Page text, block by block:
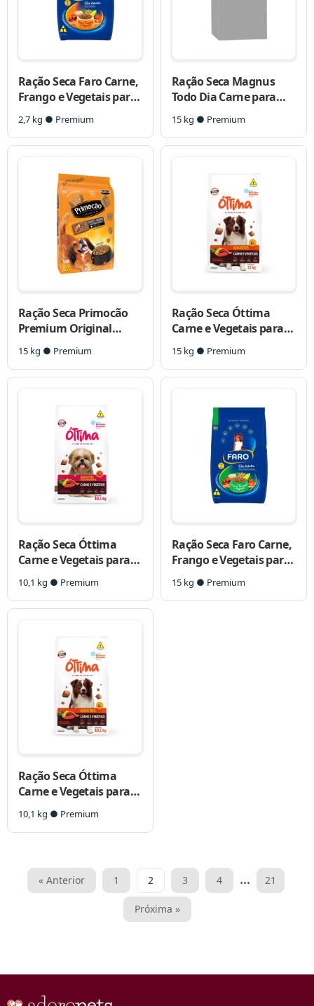
Ração Seca Faro Carne,
Frango e Vegetais para
Cães Adultos Porte
Pequeno
2,7 kg ● Premium
Ração Seca Magnus
Todo Dia Carne para
Cães Adultos
15 kg ● Premium
Ração Seca Primocão
Premium Original
Carne e Frango para
Cães Adultos de Raças
Médias e Grandes
15 kg ● Premium
Ração Seca Óttima
Carne e Vegetais para
Cães Adultos
15 kg ● Premium
Ração Seca Óttima
Carne e Vegetais para
Cães de Porte Pequeno
10,1 kg ● Premium
Ração Seca Faro Carne,
Frango e Vegetais para
Cães Adultos Porte
Médio e Grande
15 kg ● Premium
Ração Seca Óttima
Carne e Vegetais para
Cães Adultos
10,1 kg ● Premium
Paginação
« Anterior 1 2 3 4 … 21
Próxima »